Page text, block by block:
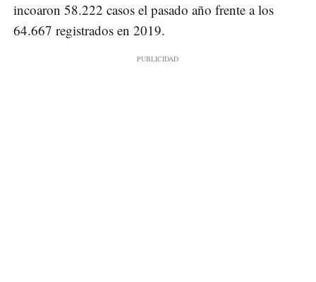
incoaron 58.222 casos el pasado año frente a los
64.667 registrados en 2019.